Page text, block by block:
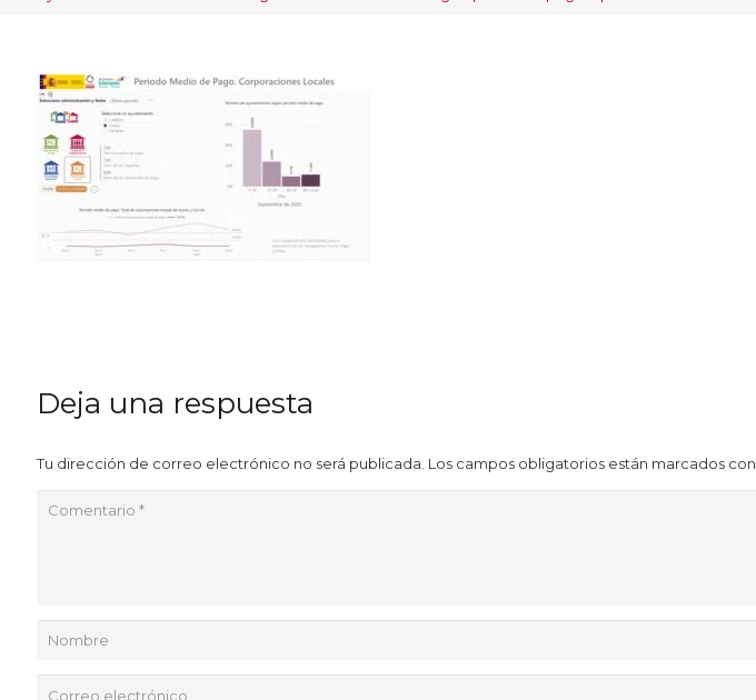
Deja una respuesta
Tu dirección de correo electrónico no será publicada. Los campos obligatorios están marcados con